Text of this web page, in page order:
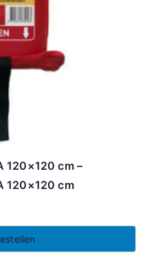
120×120 cm –
120×120 cm